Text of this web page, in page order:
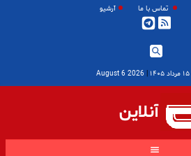
تماس با ما آرشیو
|
2026 August 6
آنلاین